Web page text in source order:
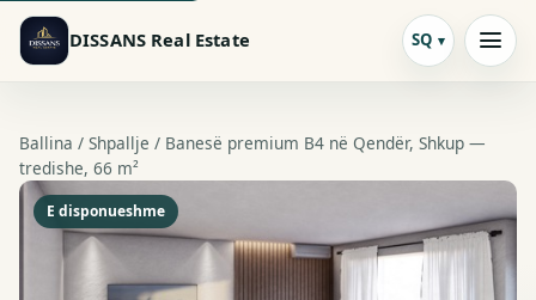
DISSANS Real Estate SQ
Ballina / Shpallje / Banesë premium B4 në Qendër, Shkup —
tredishe, 66 m²
E disponueshme